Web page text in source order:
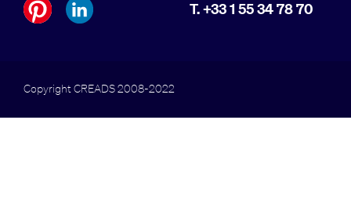
T. +33 1 55 34 78 70
Copyright CREADS 2008-2022